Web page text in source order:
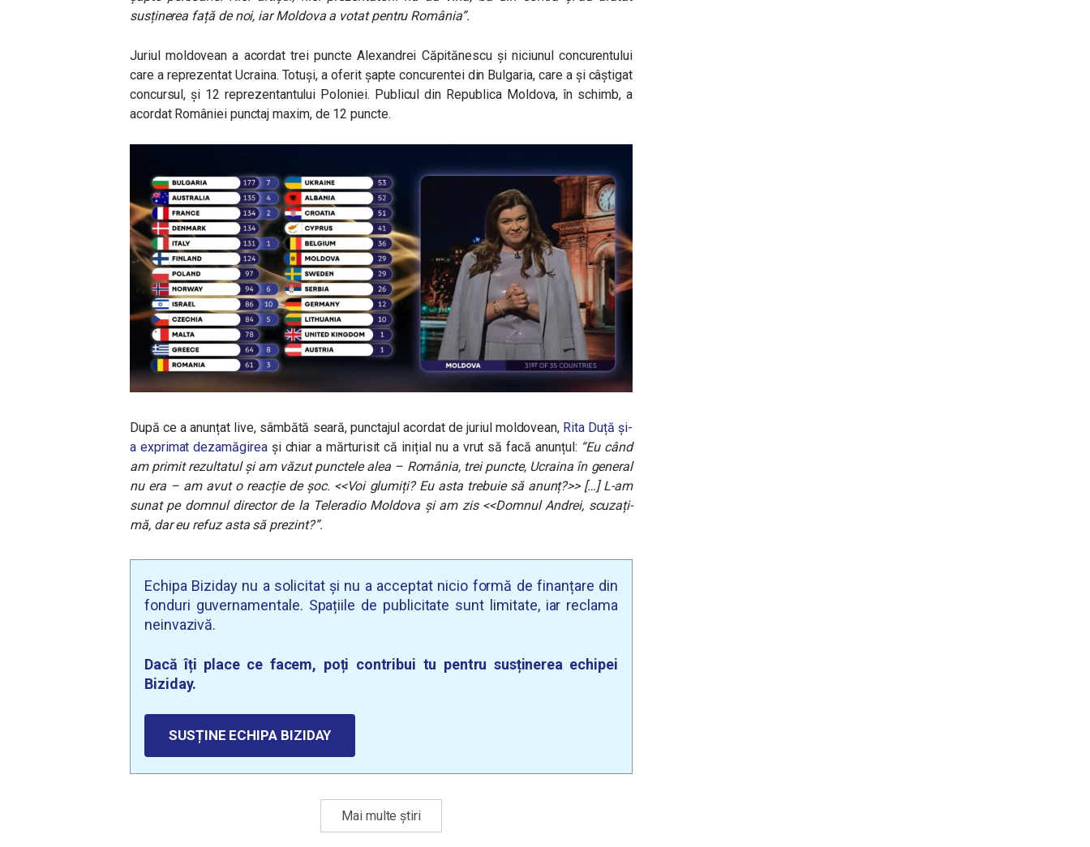
susținerea față de noi, iar Moldova a votat pentru România”.
Juriul moldovean a acordat trei puncte Alexandrei Căpitănescu și niciunul concurentului
care a reprezentat Ucraina. Totuși, a oferit șapte concurentei din Bulgaria, care a și câștigat
concursul, și 12 reprezentantului Poloniei. Publicul din Republica Moldova, în schimb, a
acordat României punctaj maxim, de 12 puncte.
După ce a anunțat live, sâmbătă seară, punctajul acordat de juriul moldovean, Rita Duță și-
a exprimat dezamăgireași chiar a mărturisit că inițial nu a vrut să facă anunțul: “Eu când
am primit rezultatul și am văzut punctele alea – România, trei puncte, Ucraina în general
nu era – am avut o reacție de șoc. <<Voi glumiți? Eu asta trebuie să anunț?>> […] L-am
sunat pe domnul director de la Teleradio Moldova și am zis <<Domnul Andrei, scuzați-
mă, dar eu refuz asta să prezint?”.
Echipa Biziday nu a solicitat și nu a acceptat nicio formă de finanțare din
fonduri guvernamentale. Spațiile de publicitate sunt limitate, iar reclama
neinvazivă.
Dacă îți place ce facem, poți contribui tu pentru susținerea echipei
Biziday.
SUSȚINE ECHIPA BIZIDAY
Mai multe știri